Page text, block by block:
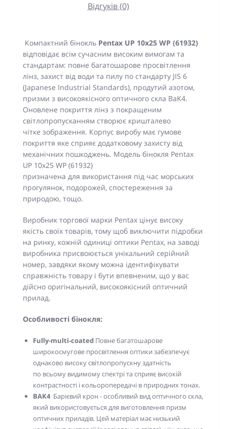
Відгуків (0)
Компактний бінокль Pentax UP 10x25 WP (61932)
відповідає всім сучасним високим вимогам та
стандартам: повне багатошарове просвітлення
лінз, захист від води та пилу по стандарту JIS 6
(Japanese Industrial Standards), продутий азотом,
призми з високоякісного оптичного скла BaK4.
Оновлене покриття лінз з покращеним
світлопропусканням створює кришталево
чітке зображення. Корпус виробу має гумове
покриття яке сприяє додатковому захисту від
механічних пошкоджень. Модель бінокля Pentax
UP 10x25 WP (61932)
призначена для використання під час морських
прогулянок, подорожей, спостереження за
природою, тощо.
Виробник торгової марки Pentax цінує високу
якість своїх товарів, тому щоб виключити підробки
на ринку, кожній одиниці оптики Pentax, на заводі
виробника присвоюється унікальний серійний
номер, завдяки якому можна ідентифікувати
справжність товару і бути впевненим, що у вас
дійсно оригінальний, високоякісний оптичний
прилад.
Особливості бінокля:
Fully-multi-coated Повне багатошарове
широкосмугове просвітлення оптики забезпечує
однаково високу світлопропускну здатність
по всьому видимому спектрі та сприяє високій
контрастності і кольоропередачі в природних тонах.
BAK4 Барієвий крон - особливий вид оптичного скла,
який використовується для виготовлення призм
оптичних приладів. Цей матеріал має низький